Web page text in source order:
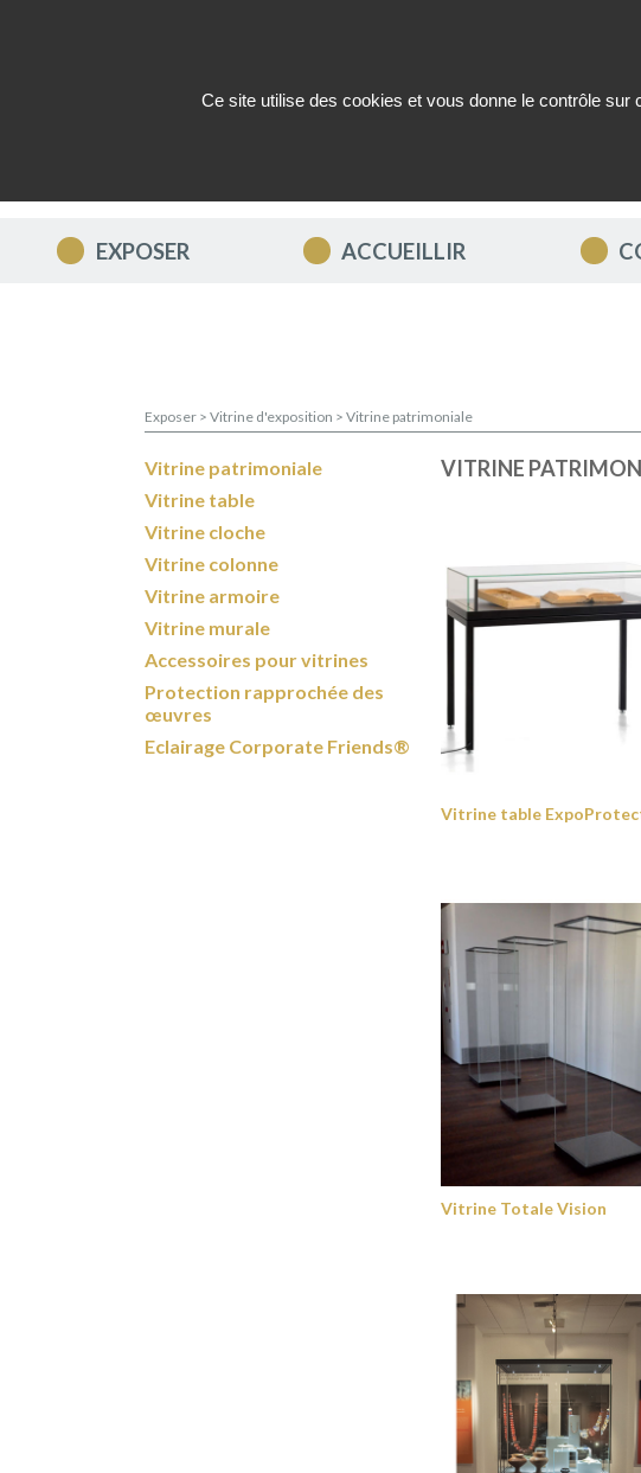
EXPOSER ACCUEILLIR
Exposer > Vitrine d'exposition > Vitrine patrimoniale
Vitrine patrimoniale
Vitrine table
Vitrine cloche
Vitrine colonne
Vitrine armoire
Vitrine murale
Accessoires pour vitrines
Protection rapprochée des
œuvres
Eclairage Corporate Friends®
VITRINE
Vitrine table
Vitrine Totale Vision
Ce site utilise des cookies et vous donne le contrôle sur